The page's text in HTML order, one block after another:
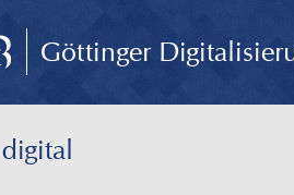
Göttinger